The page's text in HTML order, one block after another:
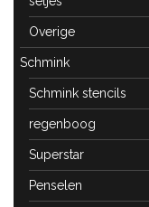
Overige
Schmink
Schmink stencils
regenboog
Superstar
Penselen